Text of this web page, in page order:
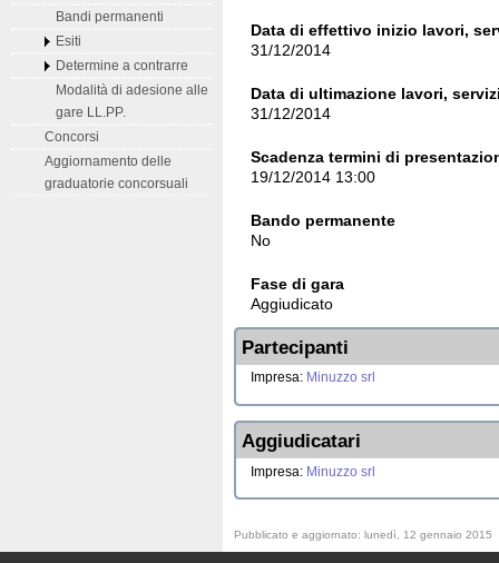
Bandi permanenti
Esiti
Determine a contrarre
Modalità di adesione alle
gare LL.PP.
Concorsi
Aggiornamento delle
graduatorie concorsuali
Data di effettivo inizio lavori,
31/12/2014
Data di ultimazione lavori,
31/12/2014
Scadenza termini di
19/12/2014 13:00
Bando permanente
No
Fase di gara
Aggiudicato
Partecipanti
Impresa: Minuzzo srl
Aggiudicatari
Impresa: Minuzzo srl
Pubblicato e aggiornato: lunedì, 12 gennaio 2015